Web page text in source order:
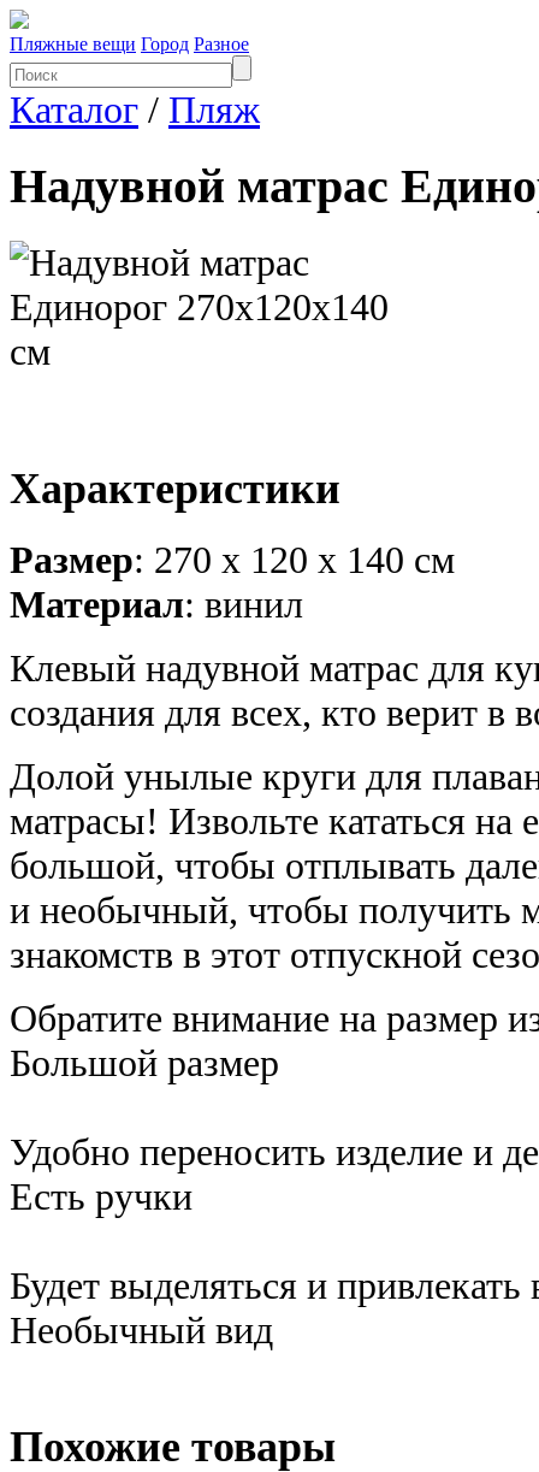
Пляжные вещи Город Разное
Каталог / Пляж
Надувной матрас
Характеристики
Размер: 270 х 120 х 140 см
Материал: винил
Клевый надувной матрас для
создания для всех, кто верит в
Долой унылые круги для
матрасы! Извольте кататься на
большой, чтобы отплывать
и необычный, чтобы получить
знакомств в этот отпускной
Обратите внимание на размер
Большой размер
Удобно переносить изделие и
Есть ручки
Будет выделяться и
Необычный вид
Похожие товары